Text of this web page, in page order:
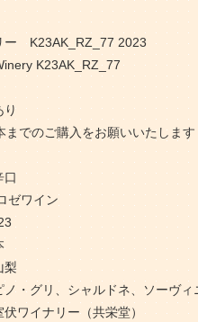
ー K23AK_RZ_77 2023
K23AK_RZ_77
り
でのご購入をお願いいたします
ワイン
リ、シャルドネ、ソーヴィニ
イナリー（共栄堂）